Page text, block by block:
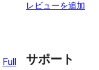
Full
レビューを追加
サポート